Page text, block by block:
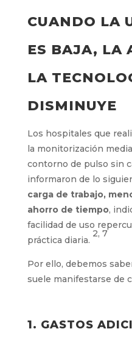
CUANDO LA
ES BAJA, LA
LA
DISMINUYE
Los hospitales que
la monitorización
contorno de pulso sin
informaron de lo
carga de trabajo,
ahorro de tiempo,
facilidad de uso
práctica diaria.
2, 7
Por ello, debemos
suele manifestarse de
1. GASTOS